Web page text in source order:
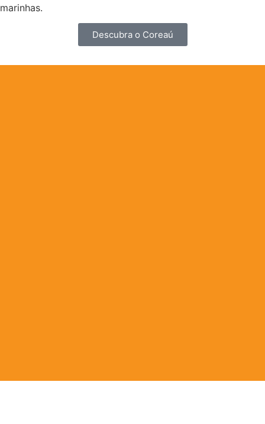
marinhas.
Descubra o Coreaú